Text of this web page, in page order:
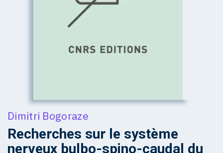
Dimitri Bogoraze
Recherches sur le système
nerveux bulbo-spino-caudal du